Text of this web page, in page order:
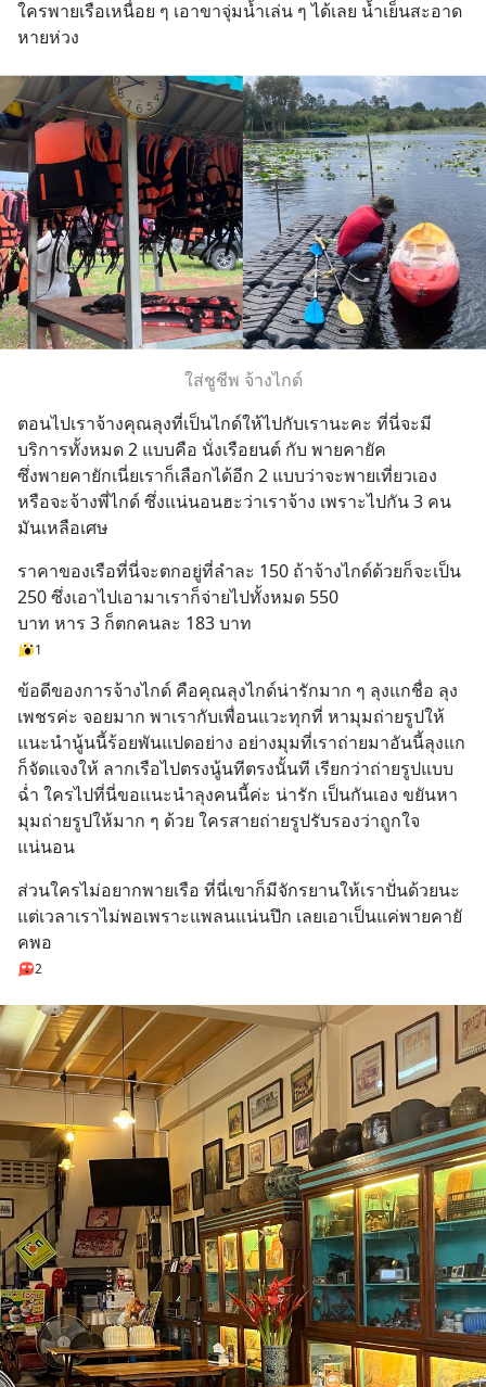
ใครพายเรือเหนื่อย ๆ เอาขาจุ่มน้ำเล่น ๆ ได้เลย น้ำเย็นสะอาด
หายห่วง
ใส่ชูชีพ จ้างไกด์
ตอนไปเราจ้างคุณลุงที่เป็นไกด์ให้ไปกับเรานะคะ ที่นี่จะมี
บริการทั้งหมด 2 แบบคือ นั่งเรือยนต์ กับ พายคายัค
ซึ่งพายคายักเนี่ยเราก็เลือกได้อีก 2 แบบว่าจะพายเที่ยวเอง
หรือจะจ้างพี่ไกด์ ซึ่งแน่นอนฮะว่าเราจ้าง เพราะไปกัน 3 คน
มันเหลือเศษ
ราคาของเรือที่นี่จะตกอยู่ที่ลำละ 150 ถ้าจ้างไกด์ด้วยก็จะเป็น
250 ซึ่งเอาไปเอามาเราก็จ่ายไปทั้งหมด 550
บาท หาร 3 ก็ตกคนละ 183 บาท
1
ข้อดีของการจ้างไกด์ คือคุณลุงไกด์น่ารักมาก ๆ ลุงแกชื่อ ลุง
เพชรค่ะ จอยมาก พาเรากับเพื่อนแวะทุกที่ หามุมถ่ายรูปให้
แนะนำนู้นนี้ร้อยพันแปดอย่าง อย่างมุมที่เราถ่ายมาอันนี้ลุงแก
ก็จัดแจงให้ ลากเรือไปตรงนู้นทีตรงนั้นที เรียกว่าถ่ายรูปแบบ
ฉ่ำ ใครไปที่นี่ขอแนะนำลุงคนนี้ค่ะ น่ารัก เป็นกันเอง ขยันหา
มุมถ่ายรูปให้มาก ๆ ด้วย ใครสายถ่ายรูปรับรองว่าถูกใจ
แน่นอน
ส่วนใครไม่อยากพายเรือ ที่นี่เขาก็มีจักรยานให้เราปั่นด้วยนะ
แต่เวลาเราไม่พอเพราะแพลนแน่นปึก เลยเอาเป็นแค่พายคายั
คพอ
2